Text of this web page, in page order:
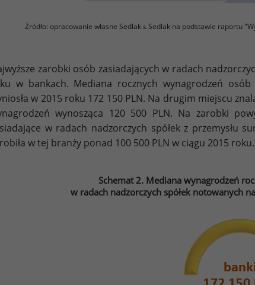
Źródło: opracowanie własne Sedlak & Sedlak na podstawie raportu
zarobki osób zasiadających w radach
w bankach. Mediana rocznych wynagrodzeń
w 2015 roku 172 150 PLN. Na drugim miejscu
wynosząca 120 500 PLN. Na zarobki
w radach nadzorczych spółek z przemysłu
w tej branży ponad 100 500 PLN w ciągu 2015 roku.
Schemat 2. Mediana wynagrodzeń
w radach nadzorczych spółek notowanych